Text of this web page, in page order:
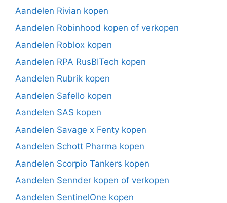
Aandelen Rivian kopen
Aandelen Robinhood kopen of verkopen
Aandelen Roblox kopen
Aandelen RPA RusBITech kopen
Aandelen Rubrik kopen
Aandelen Safello kopen
Aandelen SAS kopen
Aandelen Savage x Fenty kopen
Aandelen Schott Pharma kopen
Aandelen Scorpio Tankers kopen
Aandelen Sennder kopen of verkopen
Aandelen SentinelOne kopen